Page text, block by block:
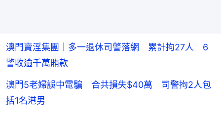
澳門賣淫集團｜多一退休司警落網 累計拘27人 6
警收逾千萬賄款
澳門5老婦誤中電騙 合共損失$40萬 司警拘2人包
括1名港男